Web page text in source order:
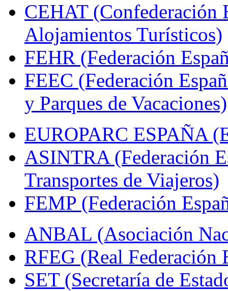
CEHAT (Confederación
Alojamientos Turísticos)
FEHR (Federación
FEEC (Federación
y Parques de Vacaciones)
EUROPARC ESPAÑA
ASINTRA (Federación
Transportes de Viajeros)
FEMP (Federación
ANBAL (Asociación
RFEG (Real Federación
SET (Secretaría de